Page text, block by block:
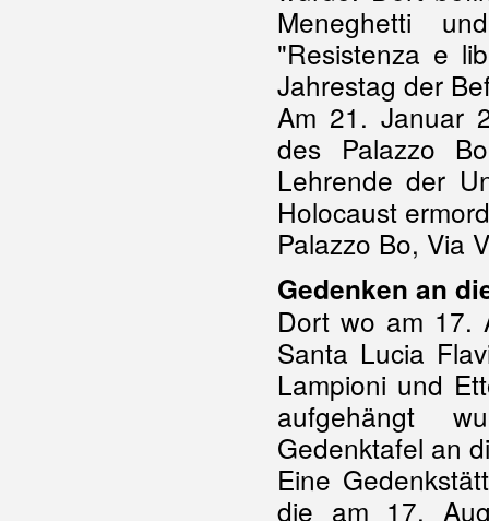
Meneghetti
"Resistenza e
Jahrestag der
Am 21. Januar
des Palazzo
Lehrende der
Holocaust
Palazzo Bo, Via
Gedenken an
Dort wo am 17.
Santa Lucia
Lampioni und
aufgehängt
Gedenktafel an
Eine
die am 17.